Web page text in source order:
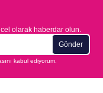
olarak haberdar olun.
Gönder
kabul ediyorum.